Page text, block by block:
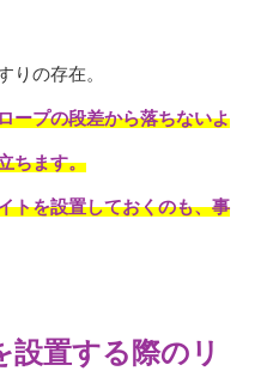
りの存在。
ープの段差から落ちないよ
ちます。
トを設置しておくのも、事
置する際のリ